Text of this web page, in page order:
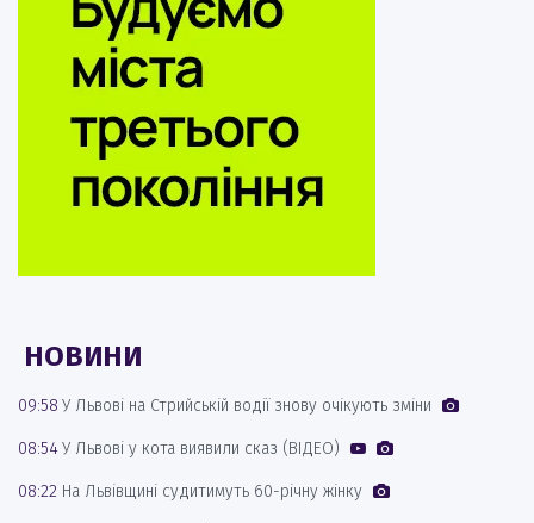
НОВИНИ
09:58 У Львові на Стрийській водії знову очікують зміни
08:54У Львові у кота виявили сказ (ВІДЕО)
08:22 На Львівщині судитимуть 60-річну жінку